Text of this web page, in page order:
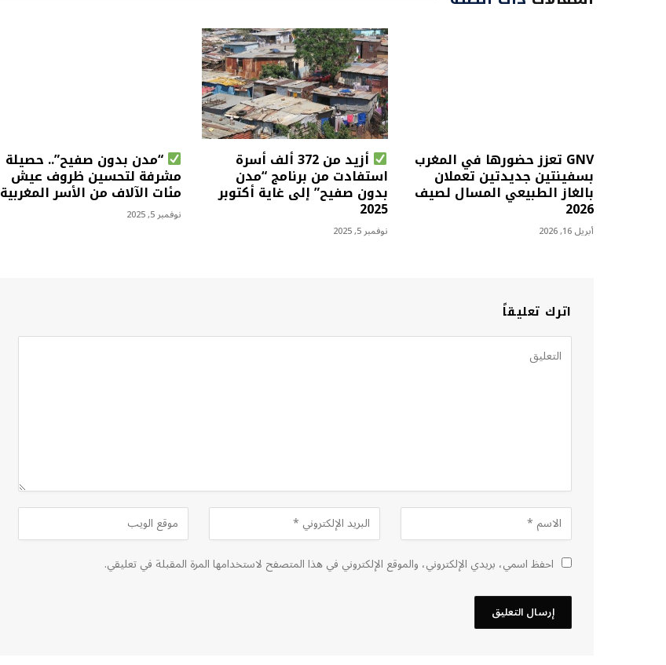
GNV تعزز حضورها في المغرب
بسفينتين جديدتين تعملان
بالغاز الطبيعي المسال لصيف
2026
أبريل 16, 2026
أزيد من 372 ألف أسرة
استفادت من برنامج “مدن
بدون صفيح” إلى غاية أكتوبر
2025
نوفمبر 5, 2025
“مدن بدون صفيح”.. حصيلة
مشرفة لتحسين ظروف عيش
مئات الآلاف من الأسر المغربية
نوفمبر 5, 2025
اترك تعليقاً
احفظ اسمي، بريدي الإلكتروني، والموقع الإلكتروني في هذا المتصفح لاستخدامها المرة المقبلة في تعليقي.